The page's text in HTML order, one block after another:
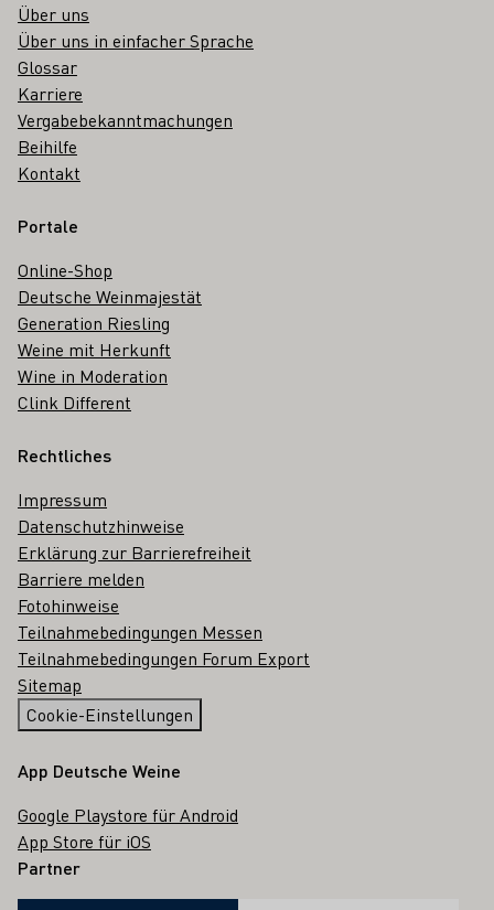
Über uns
Über uns in einfacher Sprache
Glossar
Karriere
Vergabebekanntmachungen
Beihilfe
Kontakt
Portale
Online-Shop
Deutsche Weinmajestät
Generation Riesling
Weine mit Herkunft
Wine in Moderation
Clink Different
Rechtliches
Impressum
Datenschutzhinweise
Erklärung zur Barrierefreiheit
Barriere melden
Fotohinweise
Teilnahmebedingungen Messen
Teilnahmebedingungen Forum Export
Sitemap
Cookie-Einstellungen
App Deutsche Weine
Google Playstore für Android
App Store für iOS
Partner